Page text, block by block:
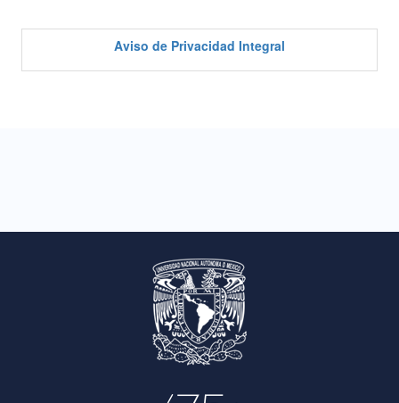
Aviso de Privacidad Integral